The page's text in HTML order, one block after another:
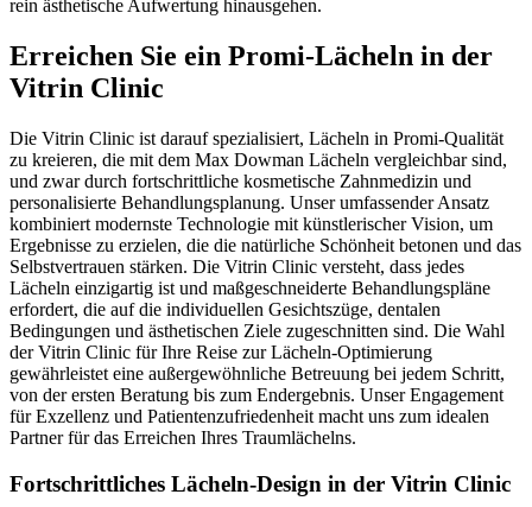
rein ästhetische Aufwertung hinausgehen.
Erreichen Sie ein Promi-Lächeln in der
Vitrin Clinic
Die Vitrin Clinic ist darauf spezialisiert, Lächeln in Promi-Qualität
zu kreieren, die mit dem Max Dowman Lächeln vergleichbar sind,
und zwar durch fortschrittliche kosmetische Zahnmedizin und
personalisierte Behandlungsplanung. Unser umfassender Ansatz
kombiniert modernste Technologie mit künstlerischer Vision, um
Ergebnisse zu erzielen, die die natürliche Schönheit betonen und das
Selbstvertrauen stärken. Die Vitrin Clinic versteht, dass jedes
Lächeln einzigartig ist und maßgeschneiderte Behandlungspläne
erfordert, die auf die individuellen Gesichtszüge, dentalen
Bedingungen und ästhetischen Ziele zugeschnitten sind. Die Wahl
der Vitrin Clinic für Ihre Reise zur Lächeln-Optimierung
gewährleistet eine außergewöhnliche Betreuung bei jedem Schritt,
von der ersten Beratung bis zum Endergebnis. Unser Engagement
für Exzellenz und Patientenzufriedenheit macht uns zum idealen
Partner für das Erreichen Ihres Traumlächelns.
Fortschrittliches Lächeln-Design in der Vitrin Clinic